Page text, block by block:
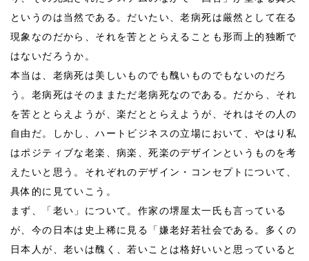
というのは当然である。だいたい、老病死は厳然として在る
現象なのだから、それを苦ととらえることも形而上的独断で
はないだろうか。
本当は、老病死は美しいものでも醜いものでもないのだろ
う。老病死はそのままただ老病死なのである。だから、それ
を苦ととらえようが、楽だととらえようが、それはその人の
自由だ。しかし、ハートビジネスの立場において、やはり私
はポジティブな老楽、病楽、死楽のデザインというものを考
えたいと思う。それぞれのデザイン・コンセプトについて、
具体的に見ていこう。
まず、「老い」について。作家の堺屋太一氏も言っている
が、今の日本は史上稀に見る「嫌老好若社会である。多くの
日本人が、老いは醜く、若いことは格好いいと思っていると